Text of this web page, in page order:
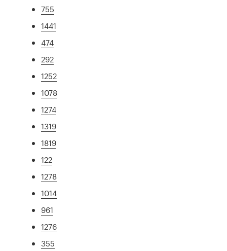
755
1441
474
292
1252
1078
1274
1319
1819
122
1278
1014
961
1276
355